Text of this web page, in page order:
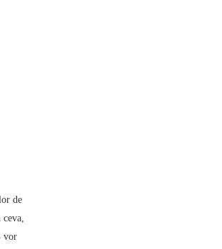
de
vor